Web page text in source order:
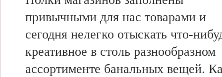
привычными для нас товарами и
сегодня нелегко отыскать что-
креативное в столь разнообразном
ассортименте банальных вещей.